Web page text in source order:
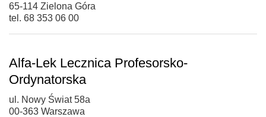
65-114 Zielona Góra
tel. 68 353 06 00
Alfa-Lek Lecznica Profesorsko-
Ordynatorska
ul. Nowy Świat 58a
00-363 Warszawa